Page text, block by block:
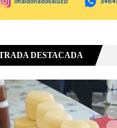
DESTACADA